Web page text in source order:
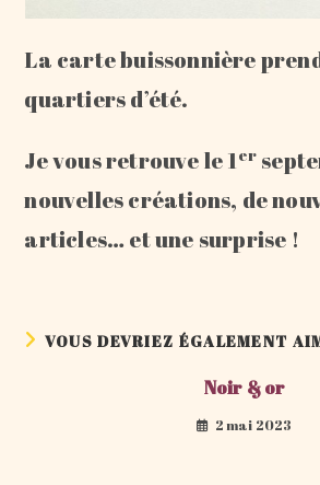
La carte buissonnière
quartiers d’été.
Je vous retrouve le 1er
nouvelles créations, de
articles… et une surprise !
VOUS DEVRIEZ ÉGALEMENT
Noir & or
2 mai 2023